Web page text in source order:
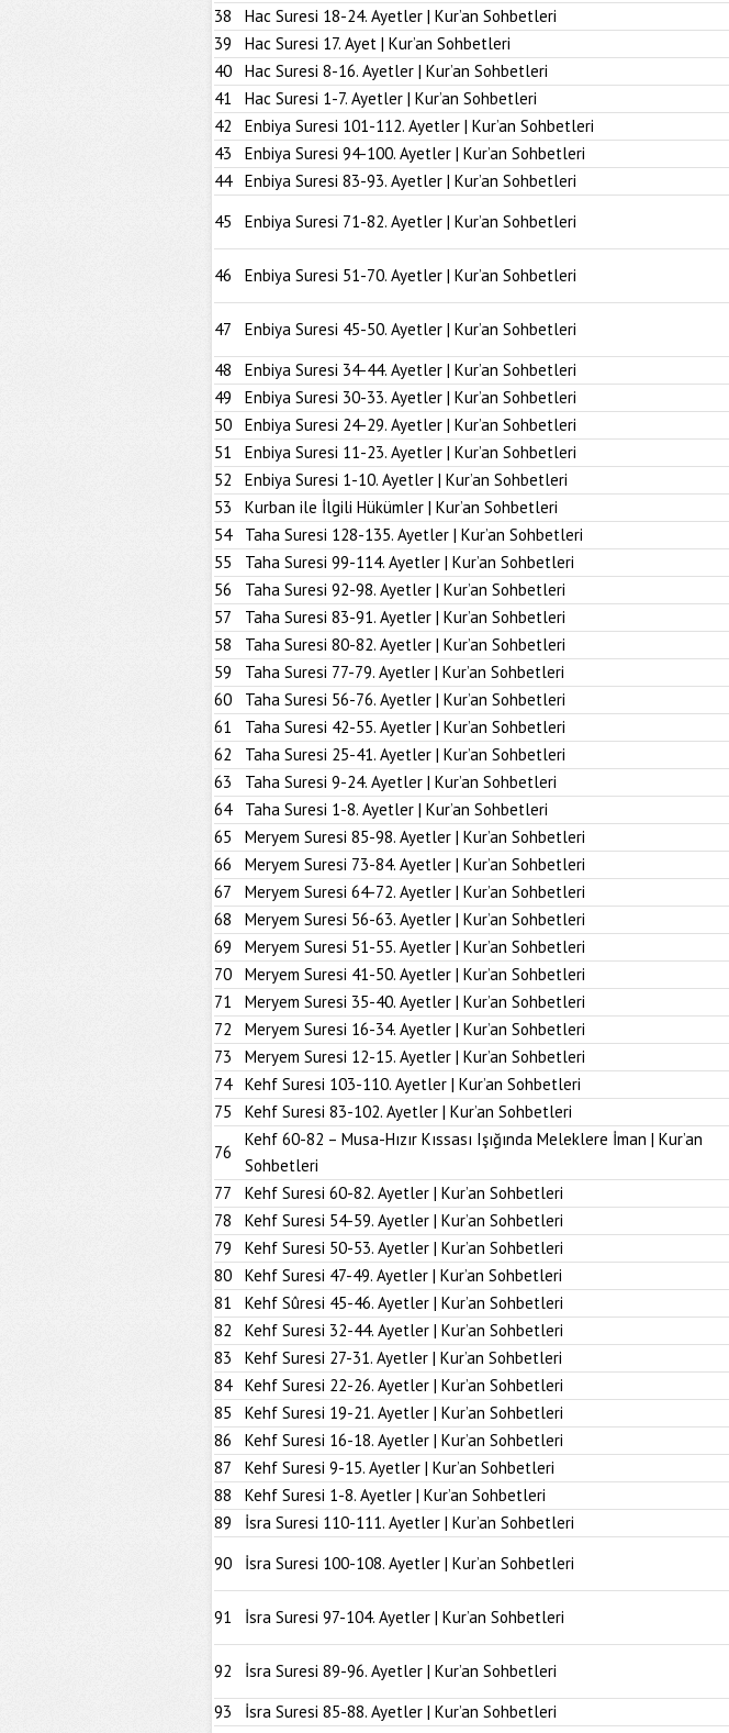
38
Hac Suresi 18-24. Ayetler | Kur’an Sohbetleri
39
Hac Suresi 17. Ayet | Kur’an Sohbetleri
40
Hac Suresi 8-16. Ayetler | Kur’an Sohbetleri
41
Hac Suresi 1-7. Ayetler | Kur’an Sohbetleri
42
Enbiya Suresi 101-112. Ayetler | Kur’an Sohbetleri
43
Enbiya Suresi 94-100. Ayetler | Kur’an Sohbetleri
44
Enbiya Suresi 83-93. Ayetler | Kur’an Sohbetleri
45
Enbiya Suresi 71-82. Ayetler | Kur’an Sohbetleri
46 Enbiya Suresi 51-70. Ayetler | Kur’an Sohbetleri
47 Enbiya Suresi 45-50. Ayetler | Kur’an Sohbetleri
48
Enbiya Suresi 34-44. Ayetler | Kur’an Sohbetleri
49
Enbiya Suresi 30-33. Ayetler | Kur’an Sohbetleri
50
Enbiya Suresi 24-29. Ayetler | Kur’an Sohbetleri
51
Enbiya Suresi 11-23. Ayetler | Kur’an Sohbetleri
52
Enbiya Suresi 1-10. Ayetler | Kur’an Sohbetleri
53
Kurban ile İlgili Hükümler | Kur’an Sohbetleri
54
Taha Suresi 128-135. Ayetler | Kur’an Sohbetleri
55
Taha Suresi 99-114. Ayetler | Kur’an Sohbetleri
56
Taha Suresi 92-98. Ayetler | Kur’an Sohbetleri
57
Taha Suresi 83-91. Ayetler | Kur’an Sohbetleri
58
Taha Suresi 80-82. Ayetler | Kur’an Sohbetleri
59
Taha Suresi 77-79. Ayetler | Kur’an Sohbetleri
60
Taha Suresi 56-76. Ayetler | Kur’an Sohbetleri
61
Taha Suresi 42-55. Ayetler | Kur’an Sohbetleri
62
Taha Suresi 25-41. Ayetler | Kur’an Sohbetleri
63
Taha Suresi 9-24. Ayetler | Kur’an Sohbetleri
64
Taha Suresi 1-8. Ayetler | Kur’an Sohbetleri
65
Meryem Suresi 85-98. Ayetler | Kur’an Sohbetleri
66
Meryem Suresi 73-84. Ayetler | Kur’an Sohbetleri
67
Meryem Suresi 64-72. Ayetler | Kur’an Sohbetleri
68
Meryem Suresi 56-63. Ayetler | Kur’an Sohbetleri
69
Meryem Suresi 51-55. Ayetler | Kur’an Sohbetleri
70
Meryem Suresi 41-50. Ayetler | Kur’an Sohbetleri
71
Meryem Suresi 35-40. Ayetler | Kur’an Sohbetleri
72
Meryem Suresi 16-34. Ayetler | Kur’an Sohbetleri
73
Meryem Suresi 12-15. Ayetler | Kur’an Sohbetleri
74
Kehf Suresi 103-110. Ayetler | Kur’an Sohbetleri
75
Kehf Suresi 83-102. Ayetler | Kur’an Sohbetleri
76
Kehf 60-82 – Musa-Hızır Kıssası Işığında Meleklere İman | Kur’an
Sohbetleri
77
Kehf Suresi 60-82. Ayetler | Kur’an Sohbetleri
78
Kehf Suresi 54-59. Ayetler | Kur’an Sohbetleri
79
Kehf Suresi 50-53. Ayetler | Kur’an Sohbetleri
80
Kehf Suresi 47-49. Ayetler | Kur’an Sohbetleri
81
Kehf Sûresi 45-46. Ayetler | Kur’an Sohbetleri
82
Kehf Suresi 32-44. Ayetler | Kur’an Sohbetleri
83
Kehf Suresi 27-31. Ayetler | Kur’an Sohbetleri
84
Kehf Suresi 22-26. Ayetler | Kur’an Sohbetleri
85
Kehf Suresi 19-21. Ayetler | Kur’an Sohbetleri
86
Kehf Suresi 16-18. Ayetler | Kur’an Sohbetleri
87
Kehf Suresi 9-15. Ayetler | Kur’an Sohbetleri
88
Kehf Suresi 1-8. Ayetler | Kur’an Sohbetleri
89
İsra Suresi 110-111. Ayetler | Kur’an Sohbetleri
90
İsra Suresi 100-108. Ayetler | Kur’an Sohbetleri
91 İsra Suresi 97-104. Ayetler | Kur’an Sohbetleri
92 İsra Suresi 89-96. Ayetler | Kur’an Sohbetleri
93
İsra Suresi 85-88. Ayetler | Kur’an Sohbetleri